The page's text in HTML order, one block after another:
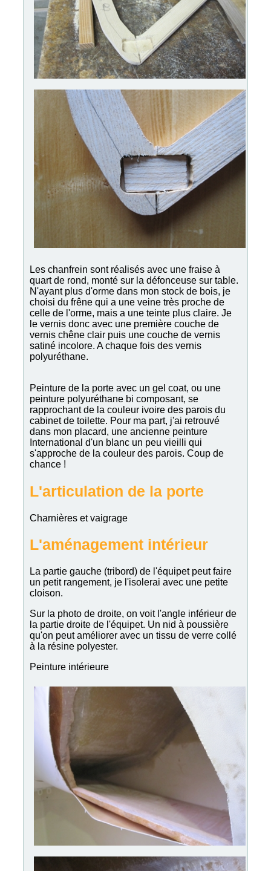
Les chanfrein sont réalisés avec une fraise à
quart de rond, monté sur la défonceuse sur table.
N'ayant plus d'orme dans mon stock de bois, je
choisi du frêne qui a une veine très proche de
celle de l'orme, mais a une teinte plus claire. Je
le vernis donc avec une première couche de
vernis chêne clair puis une couche de vernis
satiné incolore. A chaque fois des vernis
polyuréthane.
Peinture de la porte avec un gel coat, ou une
peinture polyuréthane bi composant, se
rapprochant de la couleur ivoire des parois du
cabinet de toilette. Pour ma part, j'ai retrouvé
dans mon placard, une ancienne peinture
International d'un blanc un peu vieilli qui
s'approche de la couleur des parois. Coup de
chance !
L'articulation de la porte
Charnières et vaigrage
L'aménagement intérieur
La partie gauche (tribord) de l'équipet peut faire
un petit rangement, je l'isolerai avec une petite
cloison.
Sur la photo de droite, on voit l'angle inférieur de
la partie droite de l'équipet. Un nid à poussière
qu'on peut améliorer avec un tissu de verre collé
à la résine polyester.
Peinture intérieure